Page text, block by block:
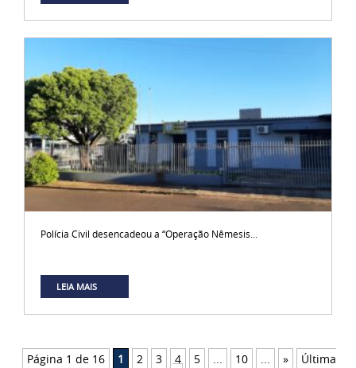
Polícia Civil desencadeou a “Operação Nêmesis...
LEIA MAIS
Página 1 de 16 1 2 3 4 5 10 »
Última